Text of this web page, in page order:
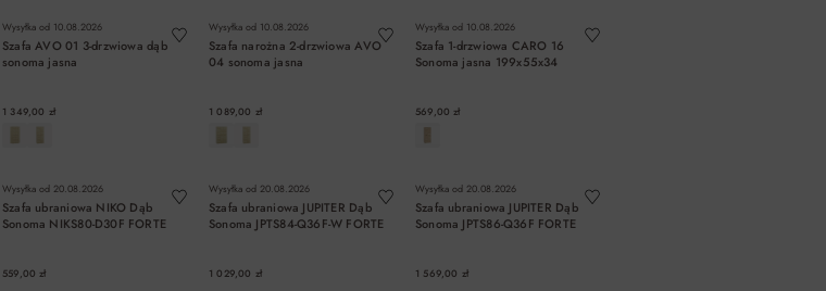
Wysyłka od 10.08.2026
Szafa AVO 01 3-drzwiowa dąb
sonoma jasna
1 349,00 zł
Wysyłka od 10.08.2026
Szafa narożna 2-drzwiowa AVO
04 sonoma jasna
1 089,00 zł
Wysyłka od 10.08.2026
Szafa 1-drzwiowa CARO 16
Sonoma jasna 199x55x34
569,00 zł
Wysyłka od 20.08.2026
Szafa ubraniowa NIKO Dąb
Sonoma NIKS80-D30F FORTE
559,00 zł
Wysyłka od 20.08.2026
Szafa ubraniowa JUPITER Dąb
Sonoma JPTS84-Q36F-W FORTE
1 029,00 zł
Wysyłka od 20.08.2026
Szafa ubraniowa JUPITER Dąb
Sonoma JPTS86-Q36F FORTE
1 569,00 zł